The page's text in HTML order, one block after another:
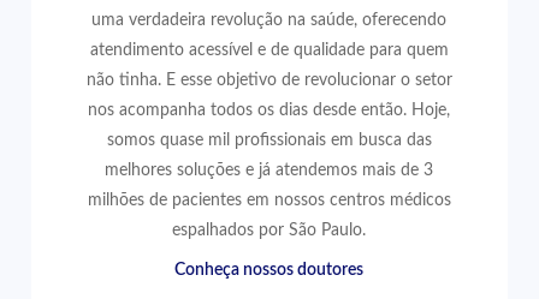
uma verdadeira revolução na saúde, oferecendo
atendimento acessível e de qualidade para quem
não tinha. E esse objetivo de revolucionar o setor
nos acompanha todos os dias desde então. Hoje,
somos quase mil profissionais em busca das
melhores soluções e já atendemos mais de 3
milhões de pacientes em nossos centros médicos
espalhados por São Paulo.
Conheça nossos doutores